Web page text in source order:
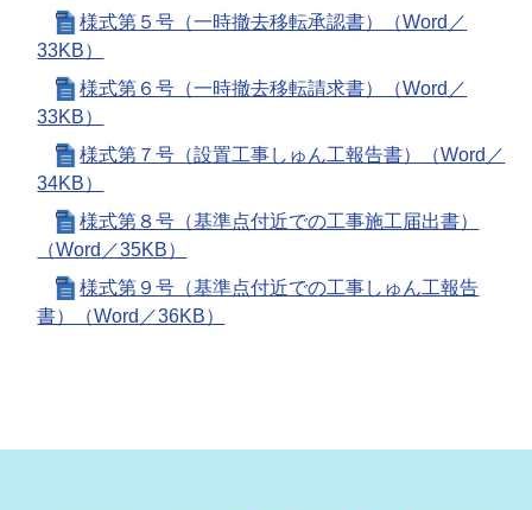
様式第５号（一時撤去移転承認書）（Word／
33KB）
様式第６号（一時撤去移転請求書）（Word／
33KB）
様式第７号（設置工事しゅん工報告書）（Word／
34KB）
様式第８号（基準点付近での工事施工届出書）
（Word／35KB）
様式第９号（基準点付近での工事しゅん工報告
書）（Word／36KB）